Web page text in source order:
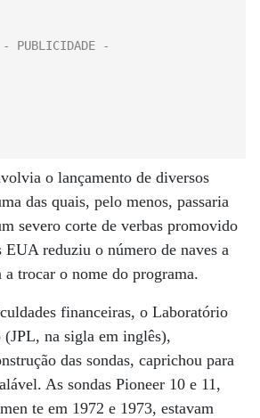
o lançamento de diversos
das quais, pelo menos, passaria
severo corte de verbas promovido
EUA reduziu o número de naves a
a trocar o nome do programa.
financeiras, o Laboratório
(JPL, na sigla em inglês),
das sondas, caprichou para
As sondas Pioneer 10 e 11,
te em 1972 e 1973, estavam